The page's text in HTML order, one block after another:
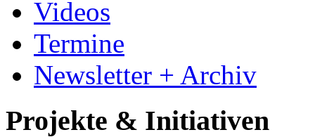
Videos
Termine
Newsletter + Archiv
Projekte & Initiativen